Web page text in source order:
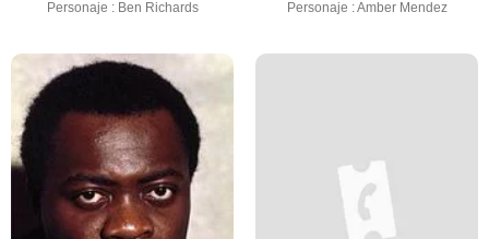
Personaje : Ben Richards Personaje : Amber Mendez